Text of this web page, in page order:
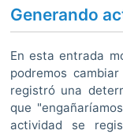
Generando
En esta entrada
podremos
registró una
que
actividad se